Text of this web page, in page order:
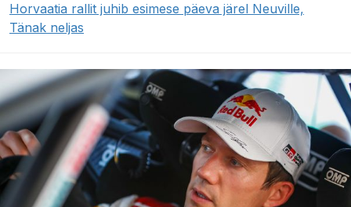
Horvaatia rallit juhib esimese päeva järel Neuville,
Tänak neljas